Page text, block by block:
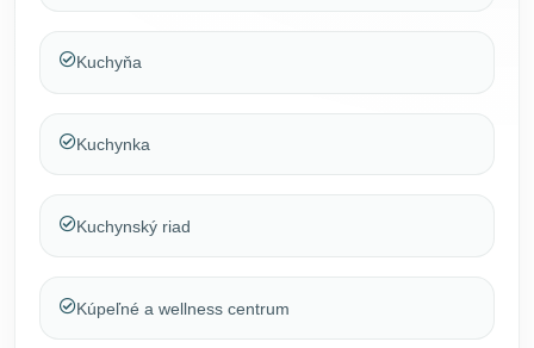
Kuchyňa
Kuchynka
Kuchynský riad
Kúpeľné a wellness centrum